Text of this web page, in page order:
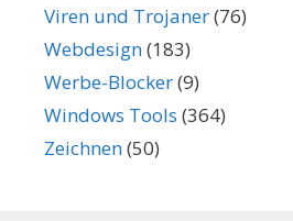
Viren und Trojaner(76)
Webdesign(183)
Werbe-Blocker(9)
Windows Tools (364)
Zeichnen(50)